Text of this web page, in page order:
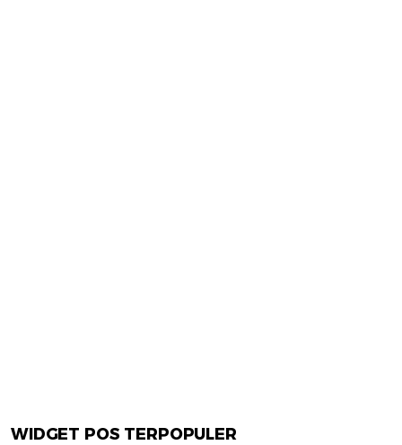
WIDGET POS TERPOPULER